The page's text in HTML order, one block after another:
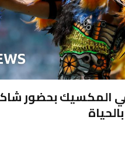
المكسيك بحضور